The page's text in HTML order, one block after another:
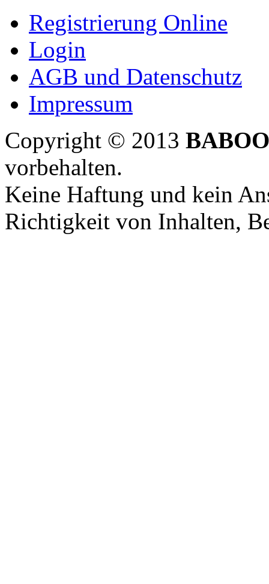
Registrierung Online
Login
AGB und Datenschutz
Impressum
Copyright © 2013
vorbehalten.
Keine Haftung und kein
Richtigkeit von Inhalten,